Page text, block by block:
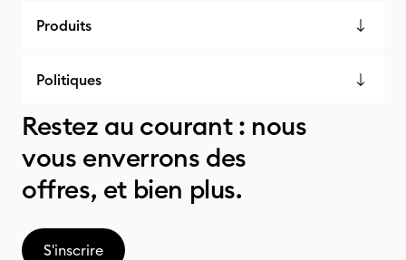
Produits
Politiques
Restez au courant : nous
vous enverrons des
offres, et bien plus.
S'inscrire